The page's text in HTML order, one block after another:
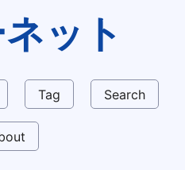
ット
Tag Search